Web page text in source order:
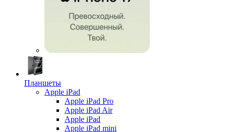
Планшеты
Apple iPad
Apple iPad Pro
Apple iPad Air
Apple iPad
Apple iPad mini